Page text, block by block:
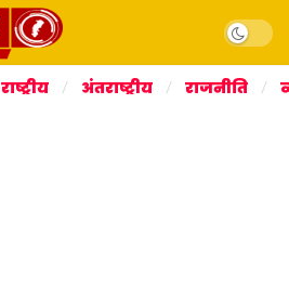
Dark
राष्ट्रीय अंतराष्ट्रीय राजनीति